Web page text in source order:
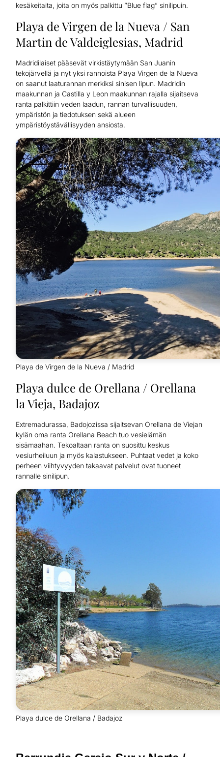
kesäkeitaita, joita on myös palkittu ”Blue flag” sinilipuin.
Playa de Virgen de la Nueva / San
Martin de Valdeiglesias, Madrid
Madridilaiset pääsevät virkistäytymään San Juanin
tekojärvellä ja nyt yksi rannoista Playa Virgen de la Nueva
on saanut laaturannan merkiksi sinisen lipun. Madridin
maakunnan ja Castilla y Leon maakunnan rajalla sijaitseva
ranta palkittiin veden laadun, rannan turvallisuuden,
ympäristön ja tiedotuksen sekä alueen
ympäristöystävällisyyden ansiosta.
Playa de Virgen de la Nueva / Madrid
Playa dulce de Orellana / Orellana
la Vieja, Badajoz
Extremadurassa, Badojozissa sijaitsevan Orellana de Viejan
kylän oma ranta Orellana Beach tuo vesielämän
sisämaahan. Tekoaltaan ranta on suosittu keskus
vesiurheiluun ja myös kalastukseen. Puhtaat vedet ja koko
perheen viihtyvyyden takaavat palvelut ovat tuoneet
rannalle sinilipun.
Playa dulce de Orellana / Badajoz